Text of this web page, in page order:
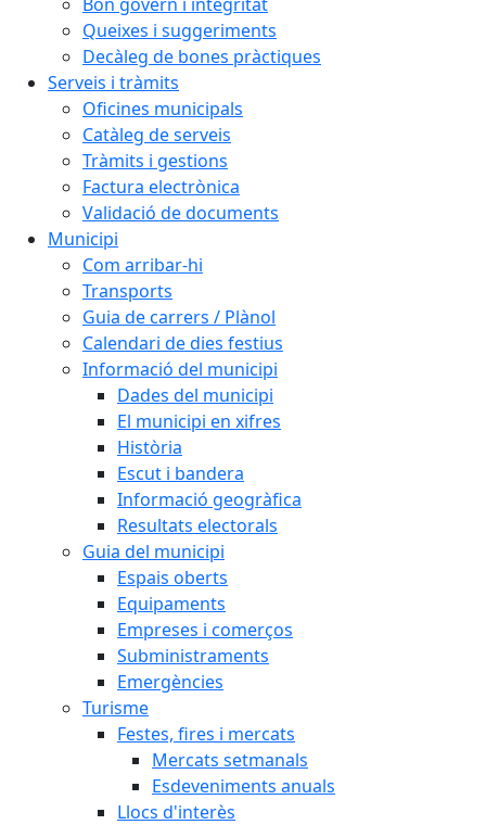
Queixes i suggeriments
Decàleg de bones pràctiques
Serveis i tràmits
Oficines municipals
Catàleg de serveis
Tràmits i gestions
Factura electrònica
Validació de documents
Municipi
Com arribar-hi
Transports
Guia de carrers / Plànol
Calendari de dies festius
Informació del municipi
Dades del municipi
El municipi en xifres
Història
Escut i bandera
Informació geogràfica
Resultats electorals
Guia del municipi
Espais oberts
Equipaments
Empreses i comerços
Subministraments
Emergències
Turisme
Festes, fires i mercats
Mercats setmanals
Esdeveniments anuals
Llocs d'interès